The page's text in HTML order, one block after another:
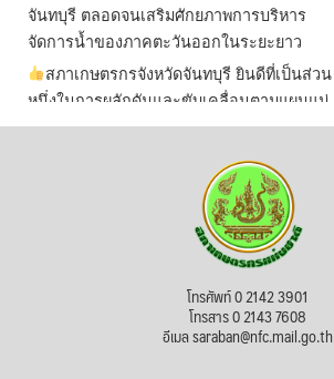
จันทบุรี ตลอดจนเสริมศักยภาพการบริหาร
จัดการน้ำของภาคตะวันออกในระยะยาว
สภาเกษตรกรจังหวัดจันทบุรี ยินดีที่เป็นส่วน
หนึ่งในการผลักดันและขับเคลื่อนตามแผนแม่
บทเพื่อพั ...See More
ไม่สามารถดูเนื้อหานี้ได้ในขณะนี้
สภาเกษตรกรแห่งชาติ
กรมการค้าต่างประเทศ กระทรวงพาณิชย์ เปิด
โทรศัพท์ 0 2142 3901
โทรสาร 0 2143 7608
อีเมล saraban@nfc.mail.go.th